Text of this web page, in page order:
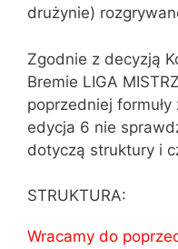
drużynie)
Zgodnie z decyzją
Bremie LIGA
poprzedniej
edycja 6 nie
dotyczą struktury i
STRUKTURA:
Wracamy do